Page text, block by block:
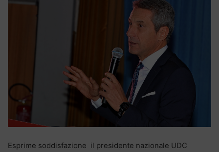
Esprime soddisfazione il presidente nazionale UDC